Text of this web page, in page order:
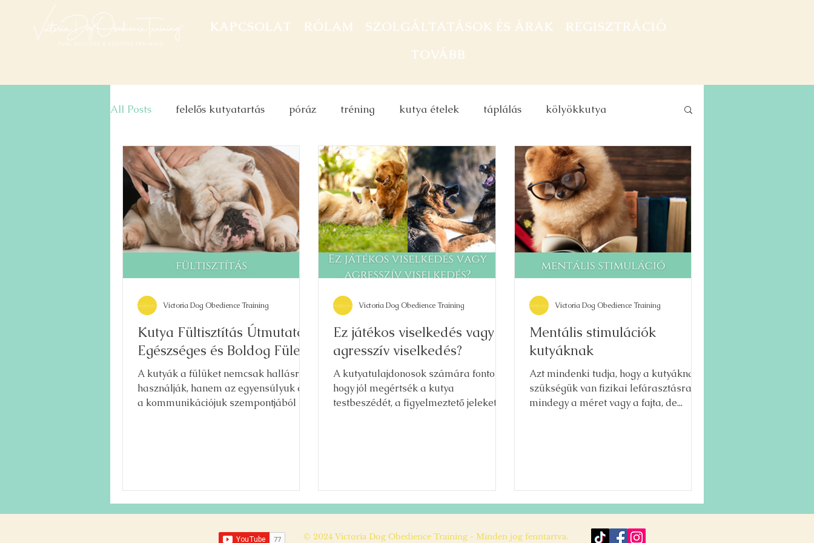
KAPCSOLAT RÓLAM SZOLGÁLTATÁSOK ÉS ÁRAK
REGISZTRÁCIÓ
TOVÁBB
All Posts felelős kutyatartás póráz tréning kutya ételek táplálás kölyökkutya
kutya viselkedés fültisztítás kutya etetés
Kutya Fültisztítás Útmutató:
Egészséges és Boldog Fülek
A kutyák a fülüket nemcsak hallásra
használják, hanem az egyensúlyuk és
a kommunikációjuk szempontjából is
megfelelő módszerrel egyszerű,
biztonságos és pozitív élmény lehet a
Victoria Dog Obedience Training
Ez játékos viselkedés vagy
agresszív viselkedés?
A kutyatulajdonosok számára fontos,
hogy jól megértsék a kutya
testbeszédét, a figyelmeztető jeleket és
Victoria Dog Obedience Training
Mentális stimulációk
kutyáknak
Azt mindenki tudja, hogy a kutyáknak
szükségük van fizikai lefárasztásra,
mindegy a méret vagy a fajta, de...
Victoria Dog Obedience Training
© 2024 Victoria Dog Obedience Training - Minden jog fenntartva.